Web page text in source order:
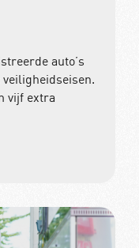
auto’s
vijf extra